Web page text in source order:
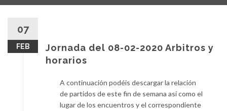
contenido
07
FEB
Jornada del 08-02-2020 Arbitros y
horarios
A continuación podéis descargar la relación
de partidos de este fin de semana así como el
lugar de los encuentros y el correspondiente